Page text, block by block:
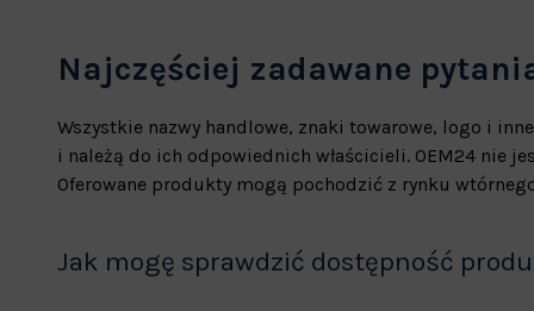
Najczęściej zadawane
Wszystkie nazwy handlowe, znaki towarowe, logo i
i należą do ich odpowiednich właścicieli. OEM24 nie
Oferowane produkty mogą pochodzić z rynku
Jak mogę sprawdzić dostępność